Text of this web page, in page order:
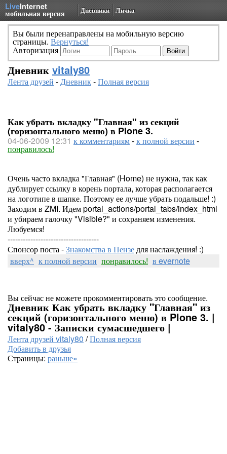
LiveInternet
мобильная версия Дневники Личка
Вы были перенаправлены на мобильную версию
страницы. Вернуться!
Авторизация
Дневник vitaly80
Лента друзей -Дневник-Полная версия
Как убрать вкладку "Главная" из секций
(горизонтального меню) в Plone 3.
04-06-2009 12:31 к комментариям-к полной версии -
понравилось!
Очень часто вкладка "Главная" (Home) не нужна, так как
дублирует ссылку в корень портала, которая располагается
на логотипе в шапке. Поэтому ее лучше убрать подальше! :)
Заходим в ZMI. Идем portal_actions/portal_tabs/index_html
и убираем галочку "Visible?" и сохраняем изменения.
Любуемся!
------------------------------------
Спонсор поста -Знакомства в Пензедля наслаждения! :)
вверх^ к полной версии понравилось! в evernote
Вы сейчас не можете прокомментировать это сообщение.
Дневник Как убрать вкладку "Главная" из
секций (горизонтального меню) в Plone 3. |
vitaly80 - Записки сумасшедшего |
Лента друзей vitaly80 /Полная версия
Добавить в друзья
Страницы: раньше»